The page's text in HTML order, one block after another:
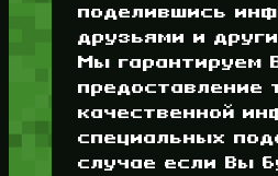
поделившись
друзьями и
Мы гарантируем
предоставление
качественной
специальных
случае если Вы